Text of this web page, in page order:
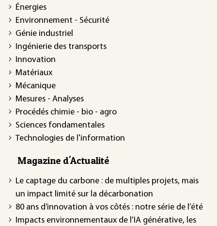
Énergies
Environnement - Sécurité
Génie industriel
Ingénierie des transports
Innovation
Matériaux
Mécanique
Mesures - Analyses
Procédés chimie - bio - agro
Sciences fondamentales
Technologies de l'information
Magazine d'Actualité
Le captage du carbone : de multiples projets, mais
un impact limité sur la décarbonation
80 ans d’innovation à vos côtés : notre série de l’été
Impacts environnementaux de l’IA générative, les